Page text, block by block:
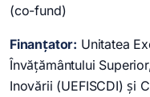
(co-fund)
Finanțator: Unitatea
Învățământului
Inovării (UEFISCDI) și